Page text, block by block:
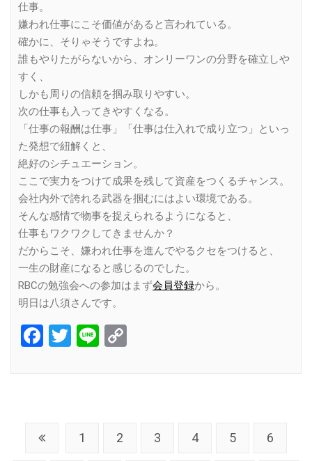
仕事。
嫌われ仕事にこそ価値があると言われている。
確かに、そりゃそうですよね。
誰もやりたがらないから、オンリーワンの分野を確立しや
すく、
しかも周りの信頼を掴み取りやすい。
次の仕事も入ってきやすくなる。
「仕事の報酬は仕事」「仕事は仕入れで成り立つ」といっ
た発想で紐解くと、
絶好のシチュエーション。
ここで実力をつけて成果を残して資産をつくるチャンス。
会社内外で誇れる武器を掴むにはよい環境である。
そんな感情で物事を捉えられるようになると、
仕事もワクワクしてきませんか？
だからこそ、嫌われ仕事を進んでやるクセをつけると、
一生の財産になると感じるのでした。
RBCの勉強会への参加はまず会員登録から。
明日は八須さんです。
Facebook
Twitter
Line
1 2 3 4 5 6